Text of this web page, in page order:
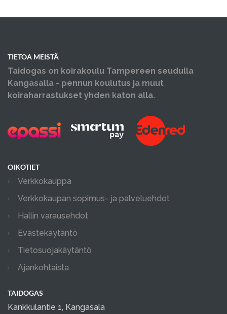
TIETOA MEISTÄ
Taidogas on koirakoulu Tampereen seudulla
Kangasalla - pennun koulutus ja muut
koiraharrastukset yhden katon alla.
OIKOTIET
Verkkokauppa
Verkkokaupan sopimus- ja palveluehdot
Hallin varausehdot
Evästekäytäntö
Tietosuojakäytäntö
Ajankohtaista
TAIDOGAS
Kankkulantie 1, Kangasala